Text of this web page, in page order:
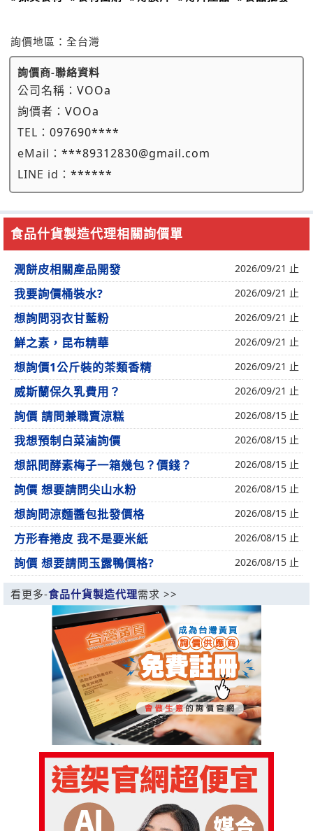
詢價地區： 全台灣
詢價商-聯絡資料
公司名稱： VOOa
詢價者： VOOa
TEL： 097690****
eMail： ***89312830@gmail.com
LINE id： ******
食品什貨製造代理相關詢價單
潤餅皮相關產品開發 2026/09/21 止
我要詢價桶裝水? 2026/09/21 止
想詢問羽衣甘藍粉 2026/09/21 止
鮮之素，昆布精華 2026/09/21 止
想詢價1公斤裝的茶類香精 2026/09/21 止
威斯蘭保久乳費用？ 2026/09/21 止
詢價 請問兼職賣涼糕 2026/08/15 止
我想預制白菜滷詢價 2026/08/15 止
想訊問酵素梅子一箱幾包？價錢？ 2026/08/15 止
詢價 想要請問尖山水粉 2026/08/15 止
想詢問涼麵醬包批發價格 2026/08/15 止
方形春捲皮 我不是要米紙 2026/08/15 止
詢價 想要請問玉露鴨價格? 2026/08/15 止
看更多-食品什貨製造代理需求 >>